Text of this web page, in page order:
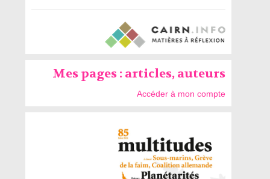
Mes pages : articles, auteurs
Accéder à mon compte